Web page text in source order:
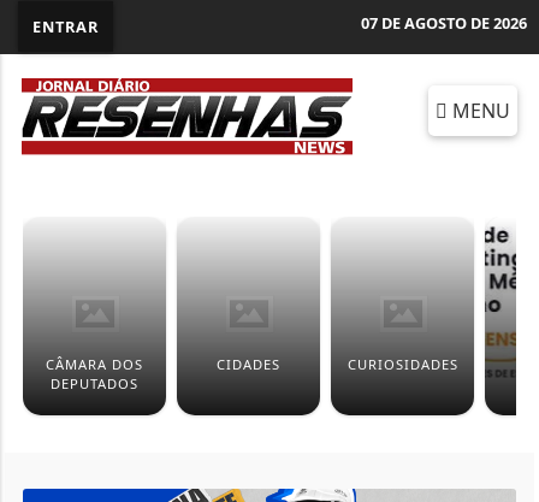
ENTRAR 07 DE AGOSTO DE 2026
MENU
CÂMARA DOS
DEPUTADOS
CIDADES CURIOSIDADES